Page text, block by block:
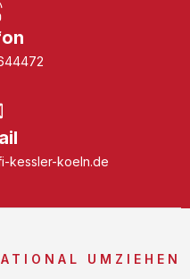
kessler-koeln.de
UMZIEHEN